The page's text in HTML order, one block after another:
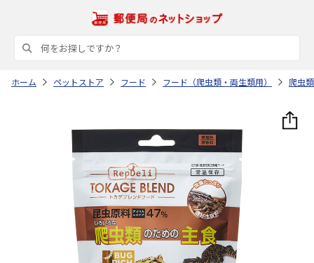
ホーム ペットストア フード フード（爬虫類・両生類用） 爬虫